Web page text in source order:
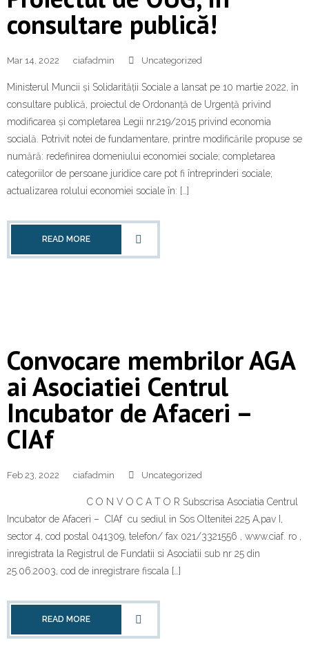
consultare publică!
Mar 14, 2022 ciafadmin Uncategorized
Ministerul Muncii și Solidarității Sociale a lansat pe 10 martie 2022, în
consultare publică, proiectul de Ordonanță de Urgență privind
modificarea și completarea Legii nr.219/2015 privind economia
socială. Potrivit notei de fundamentare, printre modificările propuse se
numără: redefinirea domeniului economiei sociale; completarea
categoriilor de persoane juridice care pot fi întreprinderi sociale;
actualizarea rolului economiei sociale în: […]
READ MORE
Convocare membrilor AGA
ai Asociatiei Centrul
Incubator de Afaceri –
CIAf
Feb 23, 2022 ciafadmin Uncategorized
C O N V O C A T O R Subscrisa Asociatia Centrul
Incubator de Afaceri – CIAf cu sediul in Sos Oltenitei 225 A,pav I,
sector 4, cod postal 041309, telefon/ fax 021/3321556 , www.ciaf. ro ,
inregistrata la Registrul de Fundatii si Asociatii sub nr 25 din
25.06.2003, cod de inregistrare fiscala […]
READ MORE